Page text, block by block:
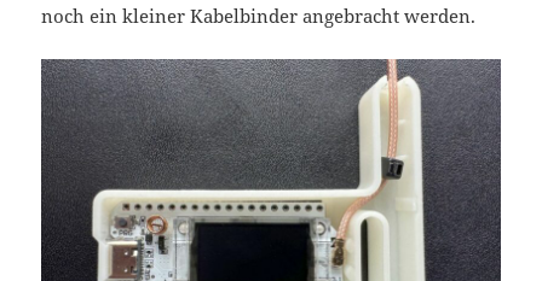
noch ein kleiner Kabelbinder angebracht werden.